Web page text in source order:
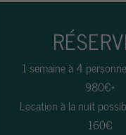
1 semaine à 4
980€*
Location à la nuit
160€